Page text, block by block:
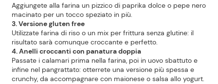
Aggiungete alla farina un pizzico di paprika dolce o pepe nero
macinato per un tocco speziato in più.
3. Versione gluten free
Utilizzate farina di riso o un mix per frittura senza glutine: il
risultato sarà comunque croccante e perfetto.
4. Anelli croccanti con panatura doppia
Passate i calamari prima nella farina, poi in uovo sbattuto e
infine nel pangrattato: otterrete una versione più spessa e
crunchy, da accompagnare con maionese o salsa allo yogurt.